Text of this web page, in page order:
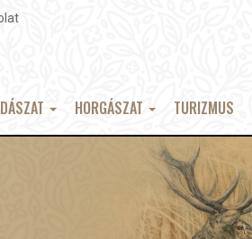
HORGÁSZAT TURIZMUS